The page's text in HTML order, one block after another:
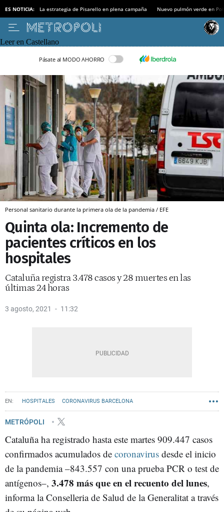
ES NOTICIA: La estrategia de Pisarello en plena campaña Nuevo pulmón verde en
Leer en Castellano
Pásate al MODO AHORRO
Personal sanitario durante la primera ola de la pandemia / EFE
Quinta ola: Incremento de
pacientes críticos en los
hospitales
Cataluña registra 3.478 casos y 28 muertes en las
últimas 24 horas
3 agosto, 2021 11:32
HOSPITALES CORONAVIRUS BARCELONA
METRÓPOLI
Cataluña ha registrado hasta este martes 909.447 casos
confirmados acumulados de coronavirus desde el inicio
de la pandemia –843.557 con una prueba PCR o test de
antígenos–, 3.478 más que en el recuento del lunes,
informa la Conselleria de Salud de la Generalitat a través